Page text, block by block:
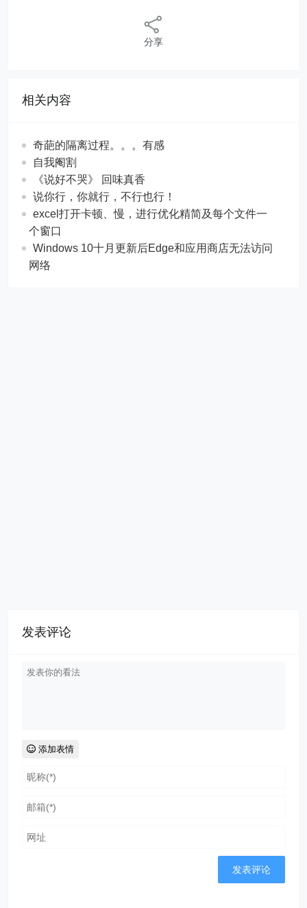
分享
相关内容
奇葩的隔离过程。。。有感
自我阉割
《说好不哭》 回味真香
说你行，你就行，不行也行！
excel打开卡顿、慢，进行优化精简及每个文件一
个窗口
Windows 10十月更新后Edge和应用商店无法访问
网络
发表评论
添加表情